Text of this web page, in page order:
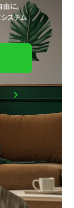
に。
ステム